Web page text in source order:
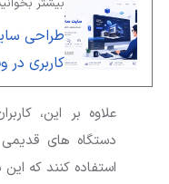
بیشتر
طراحی
کاربری در
علاوه بر این،
دستگاه های
استفاده کنند که